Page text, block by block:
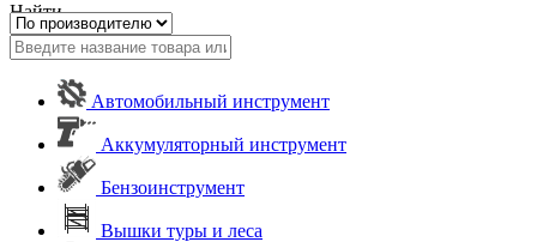
Найти
Автомобильный инструмент
Аккумуляторный инструмент
Бензоинструмент
Вышки туры и леса